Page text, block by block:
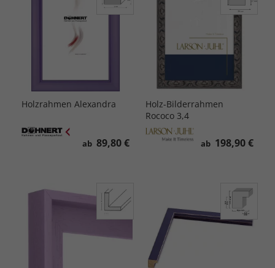
Holzrahmen Alexandra
ab 89,80 €
Holz-Bilderrahmen
Rococo 3,4
ab 198,90 €